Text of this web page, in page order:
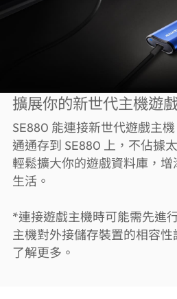
擴展你的新世代主機遊
SE880 能連接新世代遊戲主
通通存到 SE880 上，不佔據
輕鬆擴大你的遊戲資料庫，
生活。
*連接遊戲主機時可能需先進
主機對外接儲存裝置的相容
了解更多。